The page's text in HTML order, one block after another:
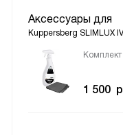
Аксессуары для
Kuppersberg SLIMLUX
1 500